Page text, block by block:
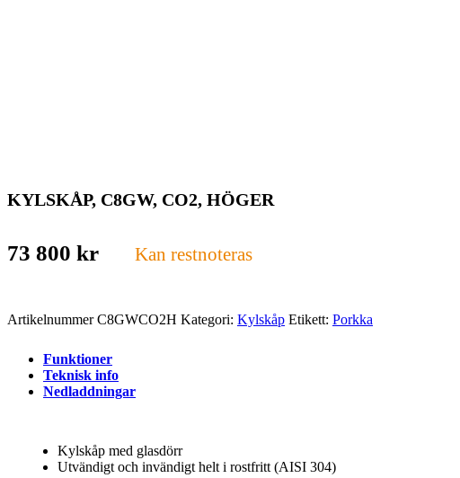
KYLSKÅP, C8GW, CO2, HÖGER
73 800 kr Kan restnoteras
ArtikelnummerC8GWCO2H Kategori: Kylskåp Etikett: Porkka
Funktioner
Teknisk info
Nedladdningar
Kylskåp med glasdörr
Utvändigt och invändigt helt i rostfritt (AISI 304)